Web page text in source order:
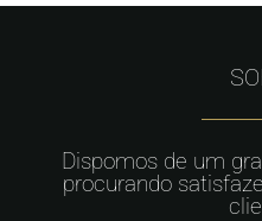
Dispomos de um
procurando